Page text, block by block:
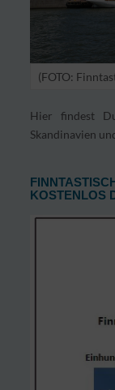
(FOTO:
Hier findest
Skandinavien
KOSTENLOS